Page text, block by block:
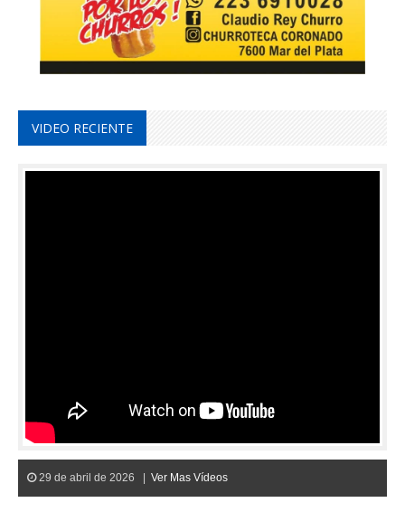
VIDEO RECIENTE
29 de abril de 2026 | Ver Mas Vídeos